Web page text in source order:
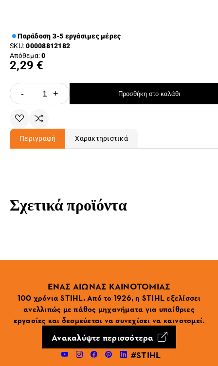
Παράδοση 3-5 εργάσιμες μέρες
SKU:00008812182
Απόθεμα:0
2,29 €
- + Προσθήκη στο καλάθι
Περιγραφή Χαρακτηριστικά
Σχετικά προϊόντα
ΕΝΑΣ ΑΙΩΝΑΣ ΚΑΙΝΟΤΟΜΙΑΣ
100 χρόνια STIHL. Από το 1926, η STIHL εξελίσσει
ανελλιπώς με πάθος μηχανήματα για υπαίθριες
εργασίες και δεσμεύεται να συνεχίσει να καινοτομεί.
Ανακαλύψτε περισσότερα
#STIHL